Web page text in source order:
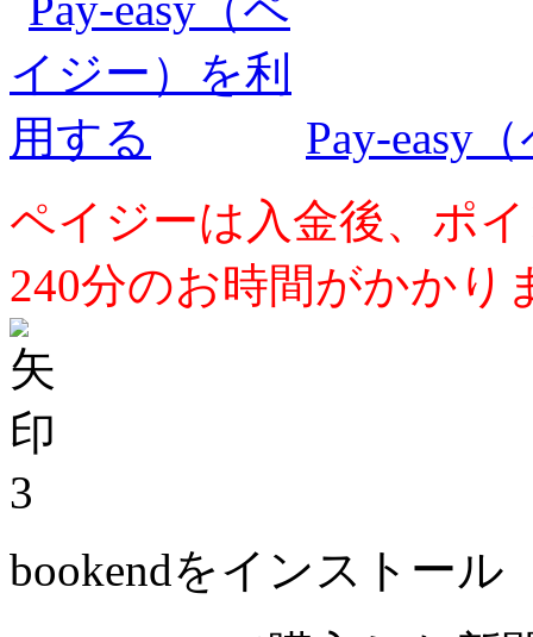
Pay-easy
ペイジーは入金後、ポ
240分のお時間がかかり
3
bookendをインストール